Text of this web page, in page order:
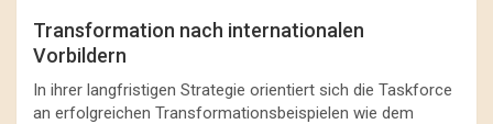
Transformation nach internationalen
Vorbildern
In ihrer langfristigen Strategie orientiert sich die Taskforce
an erfolgreichen Transformationsbeispielen wie dem